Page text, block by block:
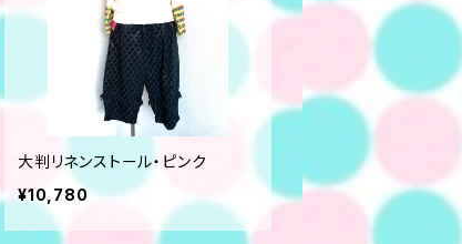
大判リネンストール・ピンク
¥10,780